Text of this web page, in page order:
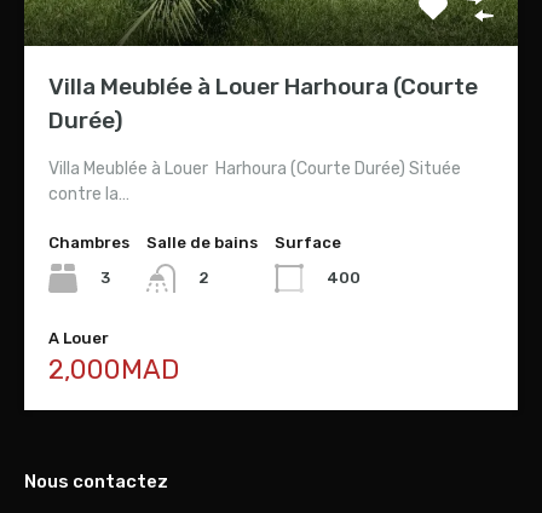
Villa Meublée à Louer Harhoura (Courte
Durée)
Villa Meublée à Louer Harhoura (Courte Durée) Située
contre la…
Chambres
3
Salle de bains
2
Surface
400
A Louer
2,000MAD
Nous contactez